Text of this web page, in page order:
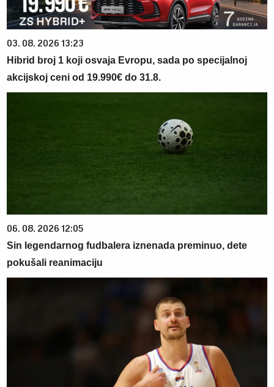
03. 08. 2026 13:23
Hibrid broj 1 koji osvaja Evropu, sada po specijalnoj
akcijskoj ceni od 19.990€ do 31.8.
06. 08. 2026 12:05
Sin legendarnog fudbalera iznenada preminuo, dete
pokušali reanimaciju